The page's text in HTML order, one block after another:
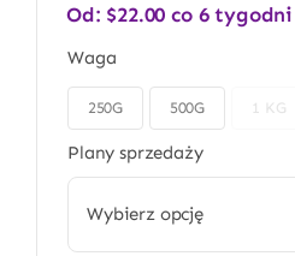
Od: $22.00 co 6 tygodni
Waga
250G 500G 1 KG
Plany sprzedaży